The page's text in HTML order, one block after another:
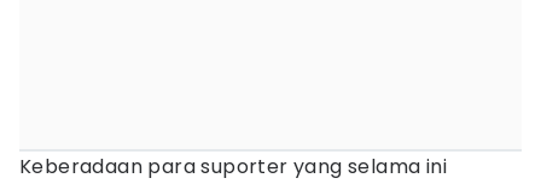
Keberadaan para suporter yang selama ini